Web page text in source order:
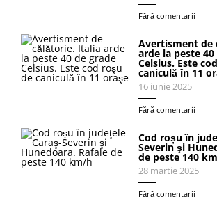
Fără comentarii
Avertisment de
arde la peste
Celsius. Este
caniculă în 11
16 iunie 2025
Fără comentarii
Cod roșu în
Severin şi
de peste 140
28 martie 2025
Fără comentarii